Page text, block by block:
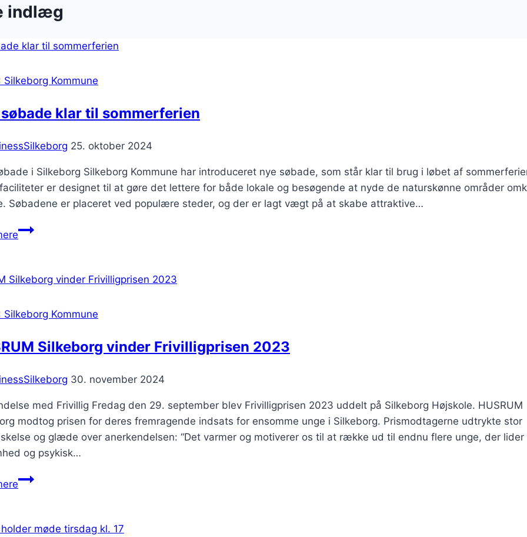
indlæg
Silkeborg Kommune
klar til sommerferien
25. oktober 2024
i Silkeborg Silkeborg Kommune har introduceret nye søbade, som står klar til brug i løbet af
er designet til at gøre det lettere for både lokale og besøgende at nyde de naturskønne områder
Søbadene er placeret ved populære steder, og der er lagt vægt på at skabe attraktive…
Nye
til
Silkeborg Kommune
Silkeborg vinder Frivilligprisen 2023
30. november 2024
med Frivillig Fredag den 29. september blev Frivilligprisen 2023 uddelt på Silkeborg Højskole. HUSRUM
modtog prisen for deres fremragende indsats for ensomme unge i Silkeborg. Prismodtagerne udtrykte stor
og glæde over anerkendelsen: “Det varmer og motiverer os til at række ud til endnu flere unge, der lider
og psykisk…
HUSRUM
Frivilligprisen